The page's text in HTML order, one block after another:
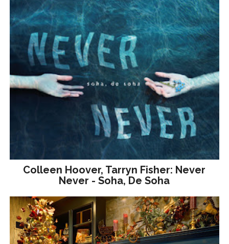
Colleen Hoover, Tarryn Fisher: Never
Never - Soha, De Soha